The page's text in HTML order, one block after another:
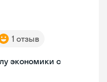
1 отзыв
экономики с